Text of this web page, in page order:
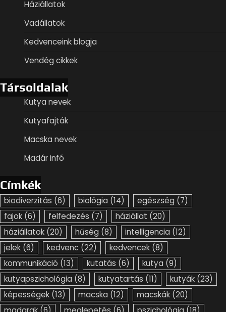
Háziállatok
Vadállatok
Kedvenceink blogja
Vendég cikkek
Társoldalak
Kutya nevek
Kutyafajták
Macska nevek
Madár infó
Címkék
biodiverzitás (6) biológia (14) egészség (7)
fajok (6) felfedezés (7) háziállat (20)
háziállatok (20) hűség (8) intelligencia (12)
jelek (6) kedvenc (22) kedvencek (8)
kommunikáció (13) kutatás (6) kutya (9)
kutyapszichológia (8) kutyatartás (11) kutyák (23)
képességek (13) macska (12) macskák (20)